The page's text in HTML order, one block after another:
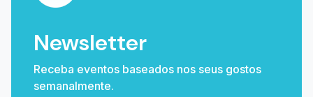
Newsletter
Receba eventos baseados nos seus gostos
semanalmente.